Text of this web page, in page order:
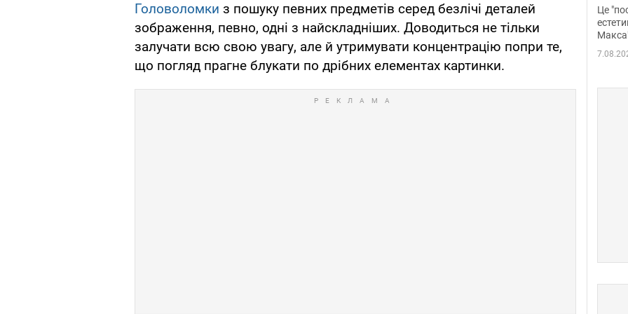
Головоломки з пошуку певних предметів серед безлічі деталей
зображення, певно, одні з найскладніших. Доводиться не тільки
залучати всю свою увагу, але й утримувати концентрацію попри те,
що погляд прагне блукати по дрібних елементах картинки.
Фото
Це